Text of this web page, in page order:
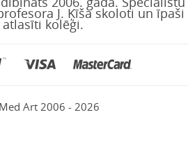
J. Ķīša skoloti un īpaši
atlasīti kolēģi.
Art 2006 - 2026